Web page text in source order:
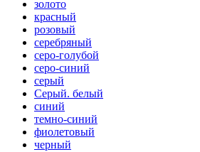
золото
красный
розовый
серебряный
серо-голубой
серо-синий
серый
Серый. белый
синий
темно-синий
фиолетовый
черный